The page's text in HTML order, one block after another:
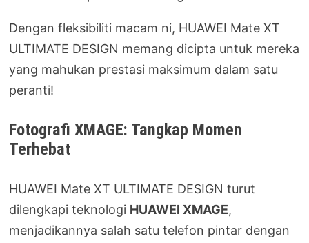
Dengan fleksibiliti macam ni, HUAWEI Mate XT
ULTIMATE DESIGN memang dicipta untuk mereka
yang mahukan prestasi maksimum dalam satu
peranti!
Fotografi XMAGE: Tangkap Momen
Terhebat
HUAWEI Mate XT ULTIMATE DESIGN turut
dilengkapi teknologi HUAWEI XMAGE,
menjadikannya salah satu telefon pintar dengan